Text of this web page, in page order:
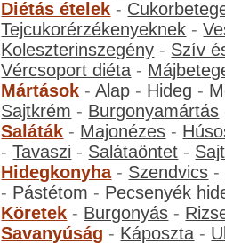
Diétás ételek -
Tejcukorérzékenyeknek -
Koleszterinszegény - Szív
Vércsoport diéta -
Mártások -Alap - Hideg -
Sajtkrém - Burgonyamártás
Saláták - Majonézes -
-Tavaszi - Salátaöntet -
Hidegkonyha- Szendvics -
- Pástétom - Pecsenyék
Köretek - Burgonyás -
Savanyúság - Káposzta -